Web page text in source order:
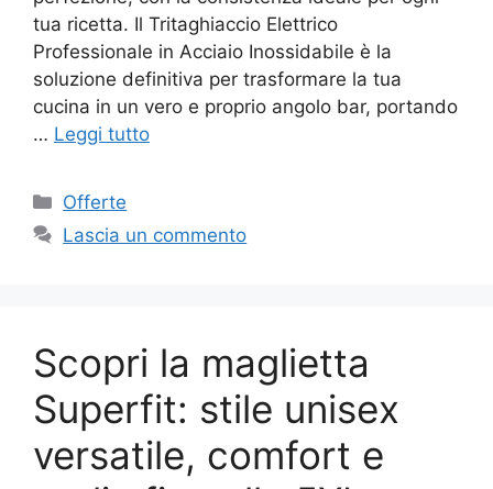
tua ricetta. Il Tritaghiaccio Elettrico
Professionale in Acciaio Inossidabile è la
soluzione definitiva per trasformare la tua
cucina in un vero e proprio angolo bar, portando
… Leggi tutto
Categorie
Offerte
Lascia un commento
Scopri la maglietta
Superfit: stile unisex
versatile, comfort e